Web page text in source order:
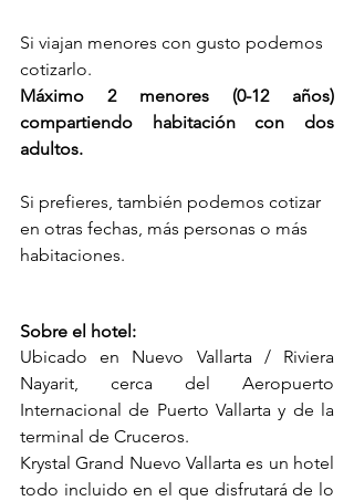
Si viajan menores con gusto podemos
cotizarlo.
Máximo 2 menores (0-12 años)
compartiendo habitación con dos
adultos.
Si prefieres, también podemos cotizar
en otras fechas, más personas o más
habitaciones.
Sobre el hotel:
Ubicado en Nuevo Vallarta / Riviera
Nayarit, cerca del Aeropuerto
Internacional de Puerto Vallarta y de la
terminal de Cruceros.
Krystal Grand Nuevo Vallarta es un hotel
todo incluido en el que disfrutará de lo